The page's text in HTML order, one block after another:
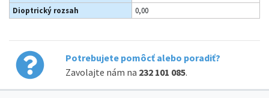
Dioptrický rozsah
0,00
Potrebujete pomôcť alebo poradiť?
Zavolajte nám na 232 101 085.